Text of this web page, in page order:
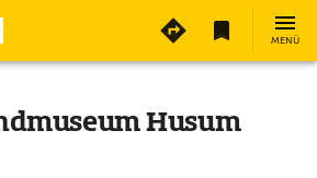
MENÜ
Husum